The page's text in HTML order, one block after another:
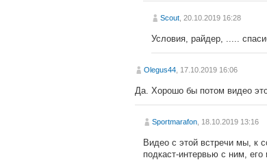
Scout , 20.10.2019 16:28
Условия, райдер, .....
Olegus44 , 17.10.2019 16:06
Да. Хорошо бы потом видео
Sportmarafon , 18.10.2019 13:16
Видео с этой встречи мы, к
подкаст-интервью с ним,